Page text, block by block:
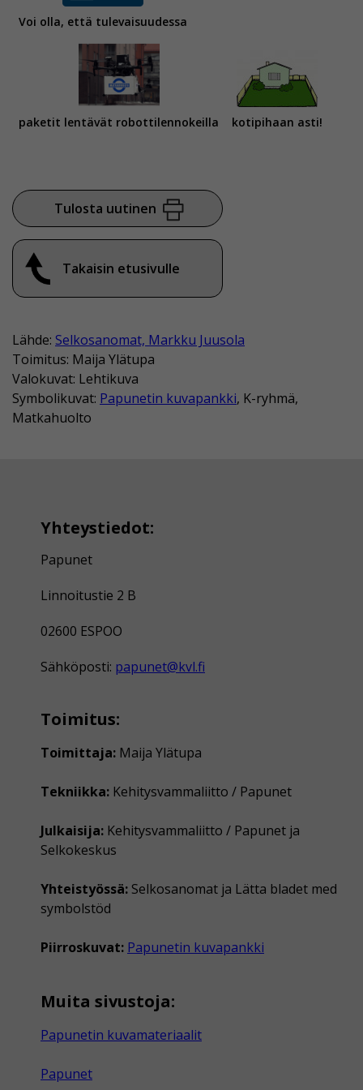
Voi olla, että tulevaisuudessa
paketit lentävät robottilennokeilla kotipihaan asti!
Tulosta uutinen
Takaisin etusivulle
Lähde: Selkosanomat, Markku Juusola
Toimitus: Maija Ylätupa
Valokuvat: Lehtikuva
Symbolikuvat: Papunetin kuvapankki, K-ryhmä,
Matkahuolto
Yhteystiedot:
Papunet
Linnoitustie 2 B
02600 ESPOO
Sähköposti: papunet@kvl.fi
Toimitus:
Toimittaja: Maija Ylätupa
Tekniikka: Kehitysvammaliitto / Papunet
Julkaisija: Kehitysvammaliitto / Papunet ja
Selkokeskus
Yhteistyössä: Selkosanomat ja Lätta bladet med
symbolstöd
Piirroskuvat: Papunetin kuvapankki
Muita sivustoja:
Papunetin kuvamateriaalit
Papunet